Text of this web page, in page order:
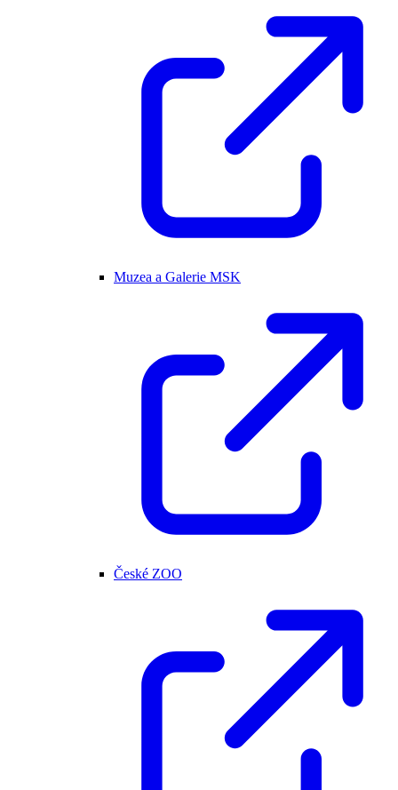
Muzea a Galerie MSK
České ZOO